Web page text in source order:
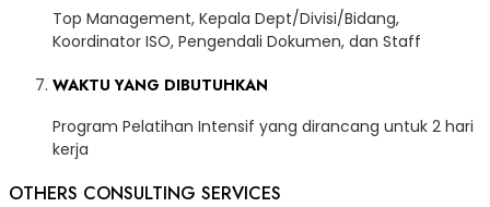
Top Management, Kepala Dept/Divisi/Bidang,
Koordinator ISO, Pengendali Dokumen, dan Staff
WAKTU YANG DIBUTUHKAN
Program Pelatihan Intensif yang dirancang untuk 2 hari
kerja
OTHERS CONSULTING SERVICES